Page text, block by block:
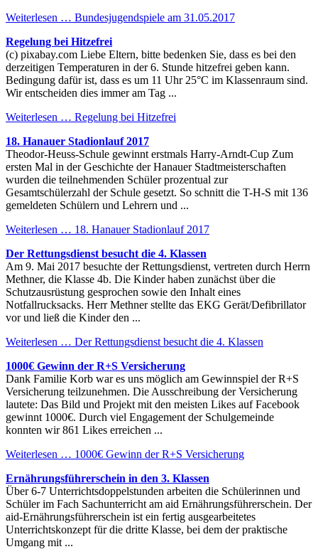
Weiterlesen … Bundesjugendspiele am 31.05.2017
Regelung bei Hitzefrei
(c) pixabay.com Liebe Eltern, bitte bedenken Sie, dass es bei den
derzeitigen Temperaturen in der 6. Stunde hitzefrei geben kann.
Bedingung dafür ist, dass es um 11 Uhr 25°C im Klassenraum sind.
Wir entscheiden dies immer am Tag ...
Weiterlesen … Regelung bei Hitzefrei
18. Hanauer Stadionlauf 2017
Theodor-Heuss-Schule gewinnt erstmals Harry-Arndt-Cup Zum
ersten Mal in der Geschichte der Hanauer Stadtmeisterschaften
wurden die teilnehmenden Schüler prozentual zur
Gesamtschülerzahl der Schule gesetzt. So schnitt die T-H-S mit 136
gemeldeten Schülern und Lehrern und ...
Weiterlesen … 18. Hanauer Stadionlauf 2017
Der Rettungsdienst besucht die 4. Klassen
Am 9. Mai 2017 besuchte der Rettungsdienst, vertreten durch Herrn
Methner, die Klasse 4b. Die Kinder haben zunächst über die
Schutzausrüstung gesprochen sowie den Inhalt eines
Notfallrucksacks. Herr Methner stellte das EKG Gerät/Defibrillator
vor und ließ die Kinder den ...
Weiterlesen … Der Rettungsdienst besucht die 4. Klassen
1000€ Gewinn der R+S Versicherung
Dank Familie Korb war es uns möglich am Gewinnspiel der R+S
Versicherung teilzunehmen. Die Ausschreibung der Versicherung
lautete: Das Bild und Projekt mit den meisten Likes auf Facebook
gewinnt 1000€. Durch viel Engagement der Schulgemeinde
konnten wir 861 Likes erreichen ...
Weiterlesen … 1000€ Gewinn der R+S Versicherung
Ernährungsführerschein in den 3. Klassen
Über 6-7 Unterrichtsdoppelstunden arbeiten die Schülerinnen und
Schüler im Fach Sachunterricht am aid Ernährungsführerschein. Der
aid-Ernährungsführerschein ist ein fertig ausgearbeitetes
Unterrichtskonzept für die dritte Klasse, bei dem der praktische
Umgang mit ...